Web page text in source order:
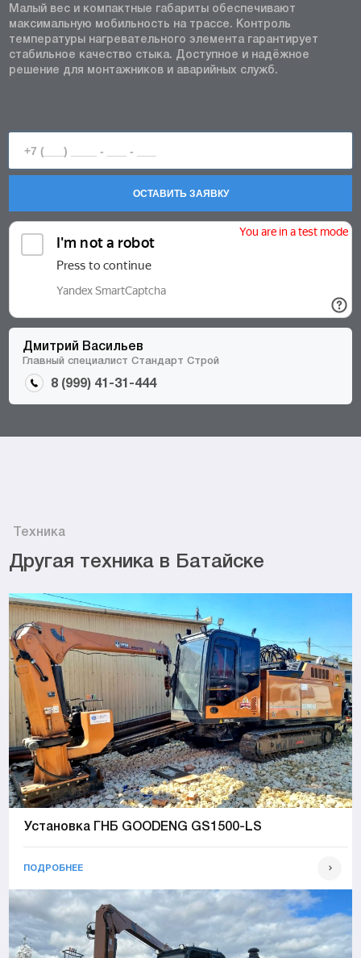
Малый вес и компактные габариты обеспечивают
максимальную мобильность на трассе. Контроль
температуры нагревательного элемента гарантирует
стабильное качество стыка. Доступное и надёжное
решение для монтажников и аварийных служб.
ОСТАВИТЬ ЗАЯВКУ
Дмитрий Васильев
Главный специалист Стандарт Строй
8 (999) 41-31-444
Техника
Другая техника в Батайске
Установка ГНБ GOODENG GS1500-LS
ПОДРОБНЕЕ